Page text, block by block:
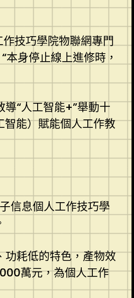
技巧學院物聯網專門
身停止線上進修時，
“人工智能+”舉動十
能）賦能個人工作教
信息個人工作技巧學
功耗低的特色，產物效
萬元，為個人工作